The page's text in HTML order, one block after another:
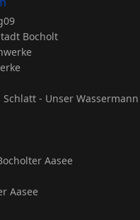
Bocholt
- Unser Wassermann
Aasee
Aasee